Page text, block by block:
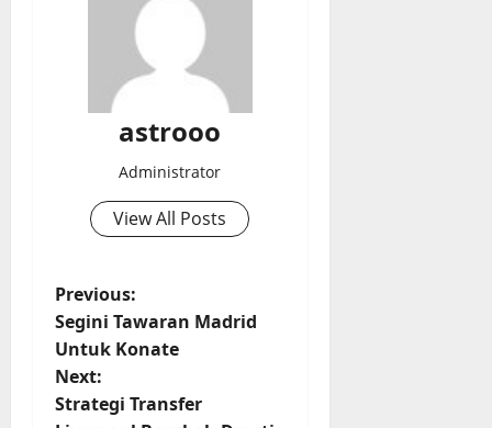
astrooo
Administrator
View All Posts
P
o
s
Previous:
Segini Tawaran Madrid
Untuk Konate
Next:
Strategi Transfer